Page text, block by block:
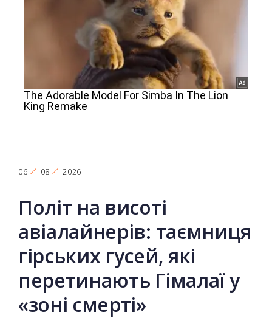
06 08 2026
Політ на висоті
авіалайнерів: таємниця
гірських гусей, які
перетинають Гімалаї у
«зоні смерті»